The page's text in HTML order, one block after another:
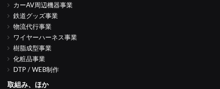
カーAV周辺機器事業
鉄道グッズ事業
物流代行事業
ワイヤーハーネス事業
樹脂成型事業
化粧品事業
DTP / WEB制作
取組み、ほか